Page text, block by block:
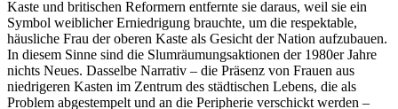
Kaste und britischen Reformern entfernte sie daraus, weil sie ein
Symbol weiblicher Erniedrigung brauchte, um die respektable,
häusliche Frau der oberen Kaste als Gesicht der Nation aufzubauen.
In diesem Sinne sind die Slumräumungsaktionen der 1980er Jahre
nichts Neues. Dasselbe Narrativ – die Präsenz von Frauen aus
niedrigeren Kasten im Zentrum des städtischen Lebens, die als
Problem abgestempelt und an die Peripherie verschickt werden –